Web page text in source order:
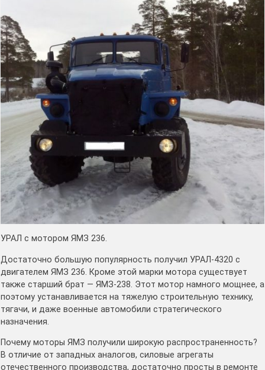
УРАЛ с мотором ЯМЗ 236.
Достаточно большую популярность получил УРАЛ-4320 с
двигателем ЯМЗ 236. Кроме этой марки мотора существует
также старший брат — ЯМЗ-238. Этот мотор намного мощнее, а
поэтому устанавливается на тяжелую строительную технику,
тягачи, и даже военные автомобили стратегического
назначения.
Почему моторы ЯМЗ получили широкую распространенность?
В отличие от западных аналогов, силовые агрегаты
отечественного производства, достаточно просты в ремонте